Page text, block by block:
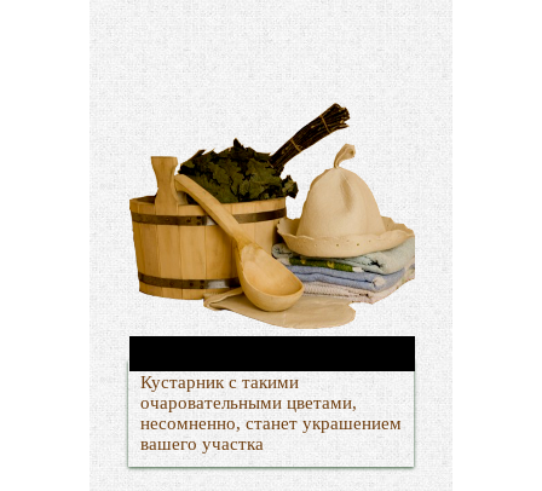
Кустарник с такими
очаровательными цветами,
несомненно, станет украшением
вашего участка